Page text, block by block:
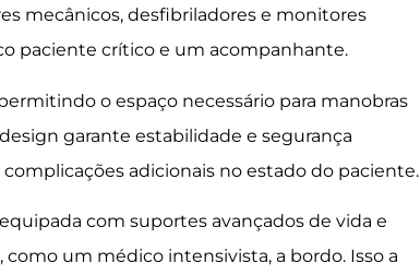
mecânicos, desfibriladores e monitores
paciente crítico e um acompanhante.
o espaço necessário para manobras
garante estabilidade e segurança
adicionais no estado do paciente.
com suportes avançados de vida e
um médico intensivista, a bordo. Isso a